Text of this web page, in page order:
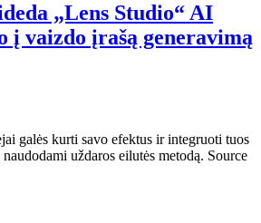
„Lens Studio“ AI
į vaizdo įrašą generavimą
galės kurti savo efektus ir integruoti tuos
uždaros eilutės metodą. Source